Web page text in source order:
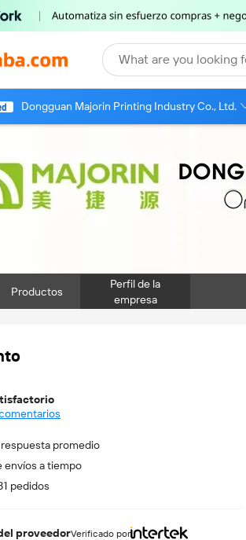
What are you looking
Dongguan Majorin Printing Industry Co., Ltd.
Productos
Perfil de la
empresa
promedio
envíos a tiempo
pedidos
proveedorVerificado por